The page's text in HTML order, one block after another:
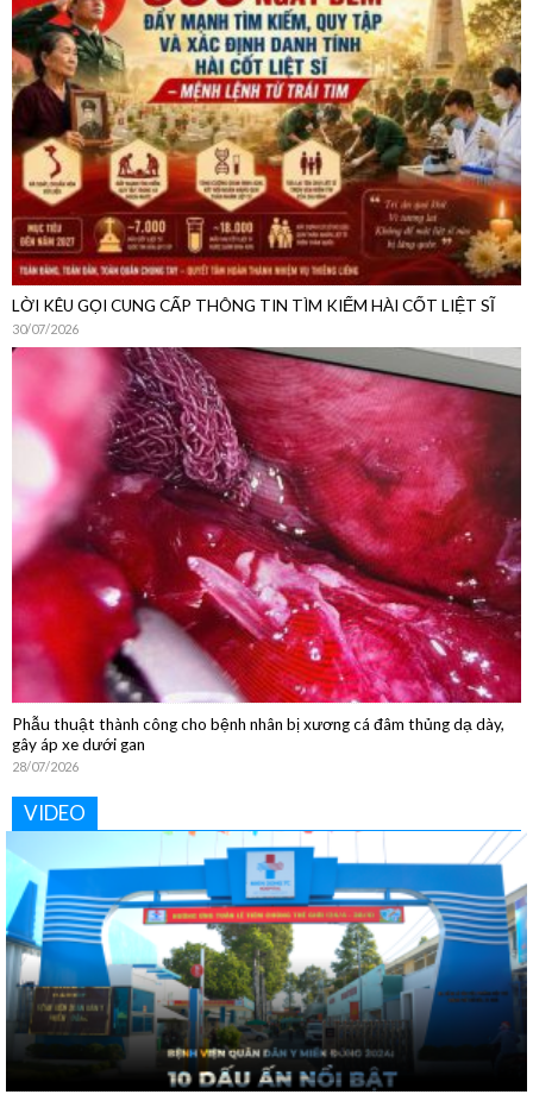
LỜI KÊU GỌI CUNG CẤP THÔNG TIN TÌM KIẾM HÀI CỐT LIỆT SĨ
30/07/2026
Phẫu thuật thành công cho bệnh nhân bị xương cá đâm thủng dạ dày,
gây áp xe dưới gan
28/07/2026
VIDEO